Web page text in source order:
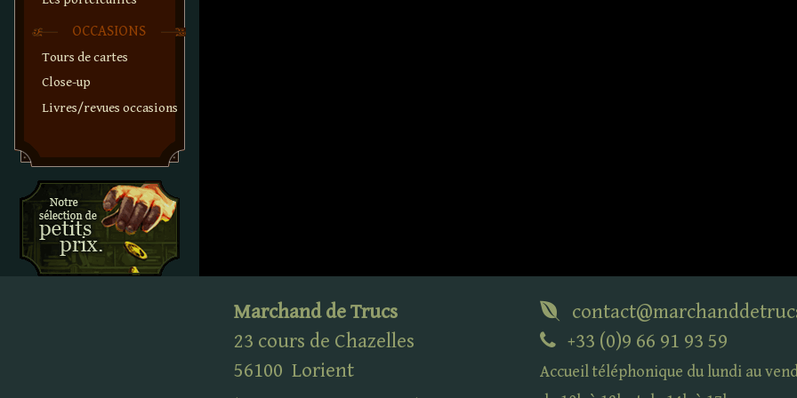
OCCASIONS
Tours de cartes
Close-up
Livres/revues occasions
Marchand de Trucs
23 cours de Chazelles
56100 Lorient
+33 (0)9 66 91 93 59
Accueil téléphonique du lundi au